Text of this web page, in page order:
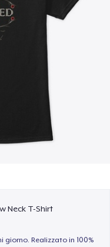
Neck T-Shirt
giorno. Realizzato in 100%